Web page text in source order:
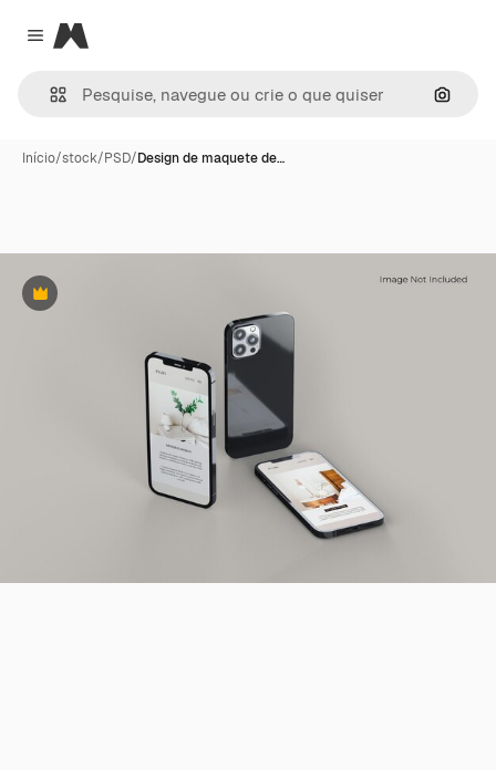
Close menu
Magnific
Início/stock/PSD/Design de maquete de…
Premium